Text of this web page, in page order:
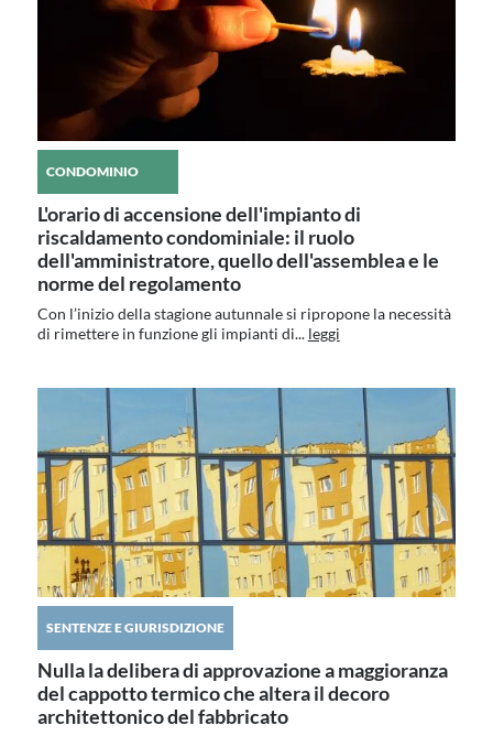
CONDOMINIO
L'orario di accensione dell'impianto di
riscaldamento condominiale: il ruolo
dell'amministratore, quello dell'assemblea e le
norme del regolamento
Con l’inizio della stagione autunnale si ripropone la necessità
di rimettere in funzione gli impianti di... leggi
SENTENZE E GIURISDIZIONE
Nulla la delibera di approvazione a maggioranza
del cappotto termico che altera il decoro
architettonico del fabbricato